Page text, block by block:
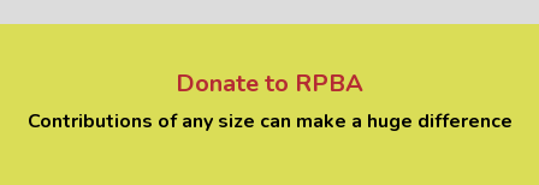
Donate to RPBA
Contributions of any size can make a huge difference